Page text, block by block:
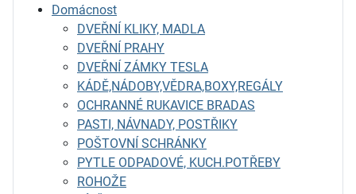
Domácnost
DVEŘNÍ KLIKY, MADLA
DVEŘNÍ PRAHY
DVEŘNÍ ZÁMKY TESLA
KÁDĚ,NÁDOBY,VĚDRA,BOXY,REGÁLY
OCHRANNÉ RUKAVICE BRADAS
PASTI, NÁVNADY, POSTŘIKY
POŠTOVNÍ SCHRÁNKY
PYTLE ODPADOVÉ, KUCH.POTŘEBY
ROHOŽE